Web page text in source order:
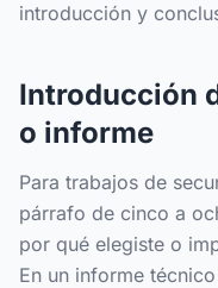
introducción y
Introducción
o informe
Para trabajos de
párrafo de cinco a
por qué elegiste o
En un informe